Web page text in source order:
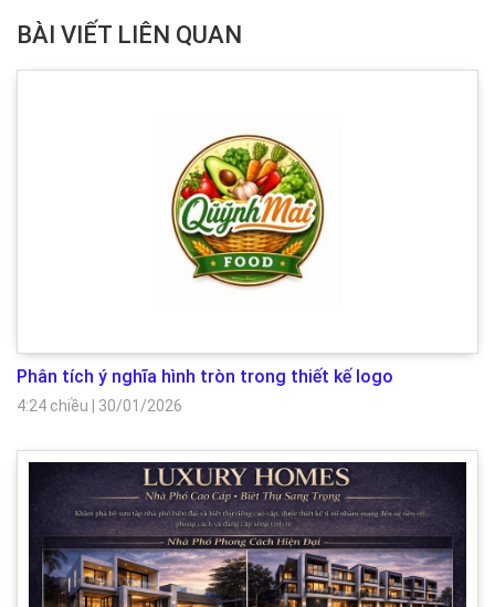
BÀI VIẾT LIÊN QUAN
Phân tích ý nghĩa hình tròn trong thiết kế logo
4:24 chiều 30/01/2026